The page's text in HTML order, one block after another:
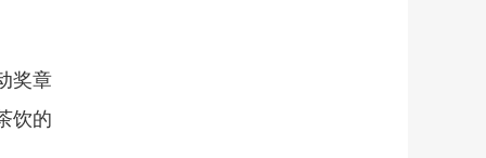
奖章
饮的